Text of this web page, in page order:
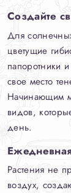
Создайте
Для
цветущие
папоротники
свое место
Начинающим
видов,
день.
Растения не
воздух,